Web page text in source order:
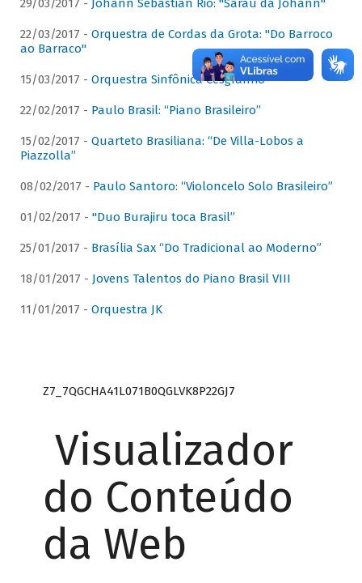
29/03/2017 - Johann Sebastian Rio: "Sarau da Johann"
22/03/2017 - Orquestra de Cordas da Grota: "Do Barroco
ao Barraco"
15/03/2017 - Orquestra Sinfônica Cesgranrio
22/02/2017 - Paulo Brasil: “Piano Brasileiro”
15/02/2017 - Quarteto Brasiliana: “De Villa-Lobos a
Piazzolla”
08/02/2017 - Paulo Santoro: “Violoncelo Solo Brasileiro”
01/02/2017 - "Duo Burajiru toca Brasil”
25/01/2017 - Brasília Sax “Do Tradicional ao Moderno”
18/01/2017 - Jovens Talentos do Piano Brasil VIII
11/01/2017 - Orquestra JK
Z7_7QGCHA41L071B0QGLVK8P22GJ7
Visualizador
do Conteúdo
da Web